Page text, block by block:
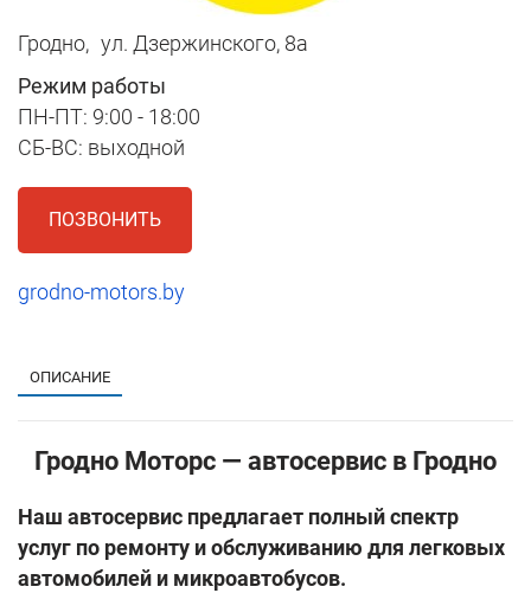
Гродно, ул. Дзержинского, 8a
Режим работы
ПН-ПТ: 9:00 - 18:00
СБ-ВС: выходной
ПОЗВОНИТЬ
grodno-motors.by
ОПИСАНИЕ
Гродно Моторс — автосервис в Гродно
Наш автосервис предлагает полный спектр
услуг по ремонту и обслуживанию для легковых
автомобилей и микроавтобусов.